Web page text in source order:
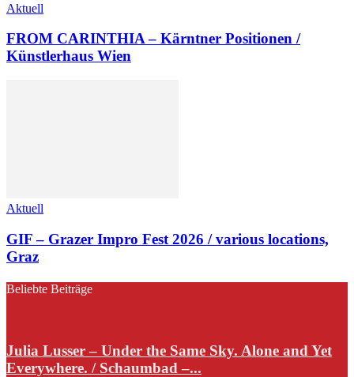
Aktuell
FROM CARINTHIA – Kärntner Positionen /
Künstlerhaus Wien
Aktuell
GIF – Grazer Impro Fest 2026 / various locations,
Graz
Beliebte Beiträge
Julia Lusser – Under the Same Sky. Alone and Yet
Everywhere. / Schaumbad –...